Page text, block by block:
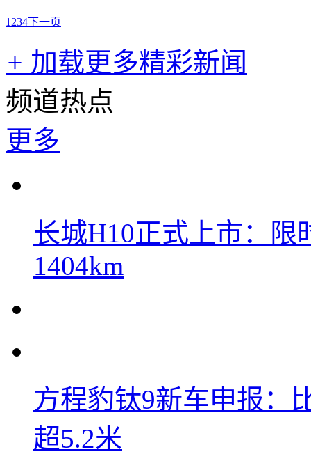
1 234下一页
+ 加载更多精彩新闻
频道热点
更多
长城H10正式上市：限
1404km
方程豹钛9新车申报：
超5.2米